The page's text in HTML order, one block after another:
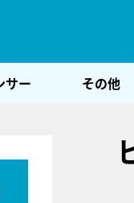
サー その他